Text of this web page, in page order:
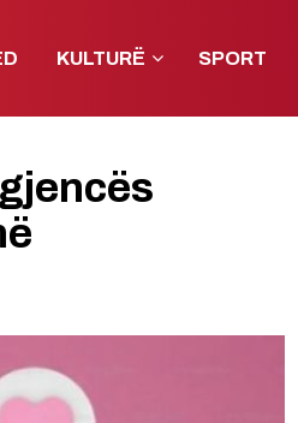
KULTURË SPORT